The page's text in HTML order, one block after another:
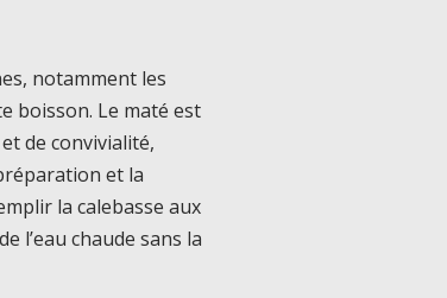
notamment les
boisson. Le maté est
et de convivialité,
et la
la calebasse aux
l’eau chaude sans la